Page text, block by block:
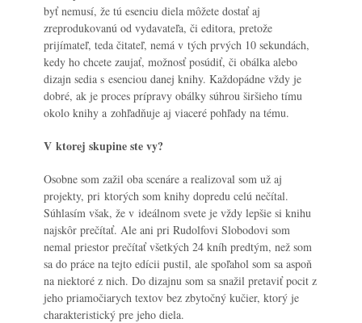
byť nemusí, že tú esenciu diela môžete dostať aj
zreprodukovanú od vydavateľa, či editora, pretože
prijímateľ, teda čitateľ, nemá v tých prvých 10 sekundách,
kedy ho chcete zaujať, možnosť posúdiť, či obálka alebo
dizajn sedia s esenciou danej knihy. Každopádne vždy je
dobré, ak je proces prípravy obálky súhrou širšieho tímu
okolo knihy a zohľadňuje aj viaceré pohľady na tému.
V ktorej skupine ste vy?
Osobne som zažil oba scenáre a realizoval som už aj
projekty, pri ktorých som knihy dopredu celú nečítal.
Súhlasím však, že v ideálnom svete je vždy lepšie si knihu
najskôr prečítať. Ale ani pri Rudolfovi Slobodovi som
nemal priestor prečítať všetkých 24 kníh predtým, než som
sa do práce na tejto edícii pustil, ale spoľahol som sa aspoň
na niektoré z nich. Do dizajnu som sa snažil pretaviť pocit z
jeho priamočiarych textov bez zbytočný kučier, ktorý je
charakteristický pre jeho diela.